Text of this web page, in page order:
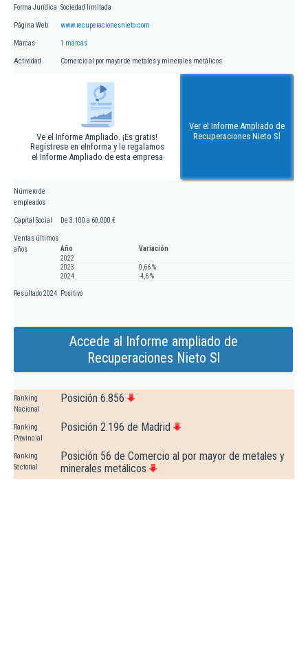
Forma Jurídica Sociedad limitada
Página Web www.recuperacionesnieto.com
Marcas 1 marcas
Actividad Comercio al por mayor de metales y minerales metálicos
Ve el Informe Ampliado. ¡Es gratis!
Regístrese en eInforma y le regalamos
el Informe Ampliado de esta empresa
Ver el Informe Ampliado de
Recuperaciones Nieto Sl
Número de
empleados
Capital Social De 3.100 a 60.000 €
Ventas últimos
años
Año
Variación
2022
2023
0,66 %
2024
-4,6 %
Resultado 2024 Positivo
Accede al Informe ampliado de
Recuperaciones Nieto Sl
Ranking
Nacional
Posición 6.856
Ranking
Provincial
Posición 2.196 de Madrid
Ranking
Sectorial
Posición 56 de Comercio al por mayor de metales y
minerales metálicos